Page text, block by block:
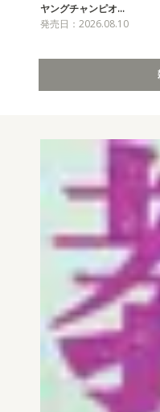
ヤングチャンピオ…
発売日：2026.08.10